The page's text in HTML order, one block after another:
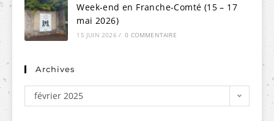
Week-end en Franche-Comté (15 – 17
mai 2026)
15 JUIN 2026 / 0 COMMENTAIRE
Archives
février 2025